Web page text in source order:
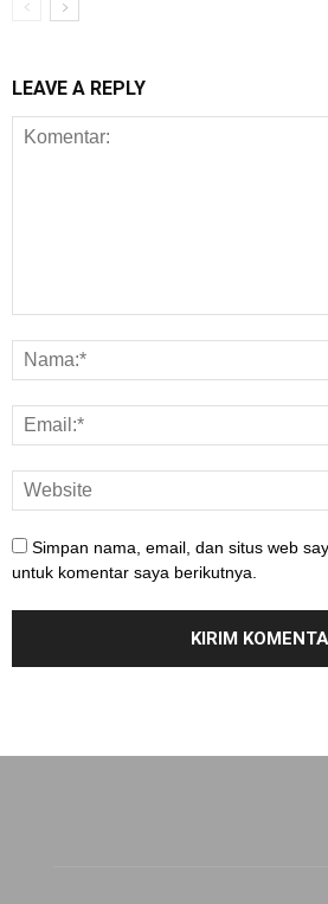
LEAVE A REPLY
Simpan nama, email, dan situs web
untuk komentar saya berikutnya.